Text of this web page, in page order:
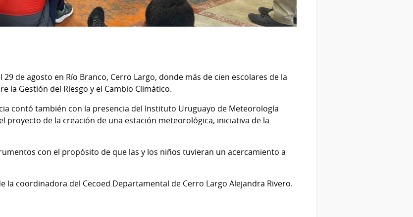
de agosto en Río Branco, Cerro Largo, donde más de cien escolares de la
la Gestión del Riesgo y el Cambio Climático.
contó también con la presencia del Instituto Uruguayo de Meteorología
proyecto de la creación de una estación meteorológica, iniciativa de la
con el propósito de que las y los niños tuvieran un acercamiento a
la coordinadora del Cecoed Departamental de Cerro Largo Alejandra Rivero.